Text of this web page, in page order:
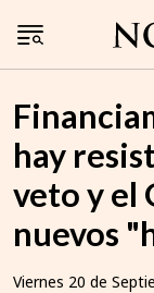
hay
veto y el
nuevos
Viernes 20 de